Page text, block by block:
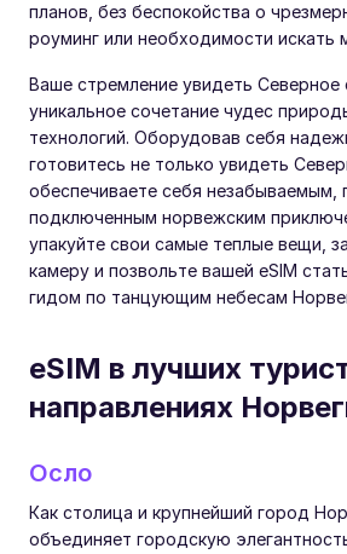
планов, без беспокойства о
роуминг или необходимости искать
Ваше стремление увидеть Северное
уникальное сочетание чудес
технологий. Оборудовав себя
готовитесь не только увидеть
обеспечиваете себя незабываемым,
подключенным норвежским
упакуйте свои самые теплые вещи,
камеру и позвольте вашей eSIM
гидом по танцующим небесам
eSIM в лучших
направлениях
Осло
Как столица и крупнейший город
объединяет городскую